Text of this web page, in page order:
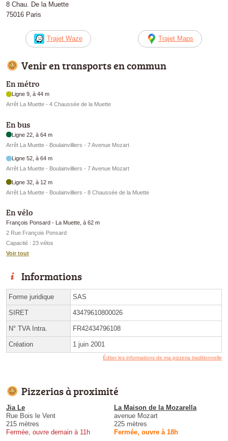
8 Chau. De la Muette
75016 Paris
Trajet Waze Trajet Maps
Venir en transports en commun
En métro
Ligne 9, à 44 m
Arrêt La Muette - 4 Chaussée de la Muette
En bus
Ligne 22, à 64 m
Arrêt La Muette - Boulainvilliers - 7 Avenue Mozart
Ligne 52, à 64 m
Arrêt La Muette - Boulainvilliers - 7 Avenue Mozart
Ligne 32, à 12 m
Arrêt La Muette - Boulainvilliers - 8 Chaussée de la Muette
En vélo
François Ponsard - La Muette, à 62 m
2 Rue François Ponsard
Capacité : 23 vélos
Voir tout
Informations
Forme juridique SAS
SIRET 43479610800026
N° TVA Intra. FR42434796108
Création 1 juin 2001
Éditer les informations de ma pizzeria traditionnelle
Pizzerias à proximité
Jia Le
Rue Bois le Vent
215 mètres
Fermée, ouvre demain à 11h
La Maison de la Mozarella
avenue Mozart
225 mètres
Fermée, ouvre à 18h